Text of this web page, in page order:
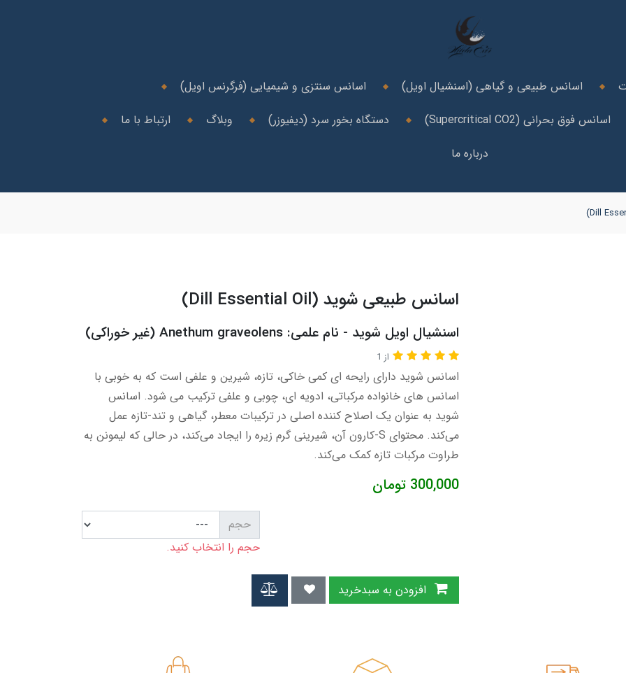
اسانس طبیعی و گیاهی (اسنشیال اویل)
اسانس سنتزی و شیمیایی (فرگرنس اویل)
اسانس فوق بحرانی (Supercritical CO2)
دستگاه بخور سرد (دیفیوزر) وبلاگ
ارتباط با ما
درباره ما
اسانس طبیعی شوید (Dill Essential Oil)
اسنشیال اویل شوید - نام علمی: Anethum graveolens (غیر خوراکی)
از 1
اسانس شوید دارای رایحه ای کمی خاکی، تازه، شیرین و علفی است که به خوبی با
اسانس های خانواده مرکباتی، ادویه ای، چوبی و علفی ترکیب می شود. اسانس
شوید به عنوان یک اصلاح کننده اصلی در ترکیبات معطر، گیاهی و تند-تازه عمل
می‌کند. محتوای S-کارون آن، شیرینی گرم زیره را ایجاد می‌کند، در حالی که لیمونن به
طراوت مرکبات تازه کمک می‌کند.
300,000 تومان
حجم
حجم را انتخاب کنید.